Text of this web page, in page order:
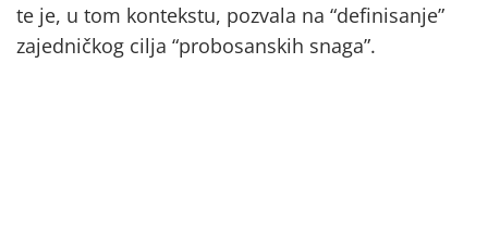
te je, u tom kontekstu, pozvala na “definisanje”
zajedničkog cilja “probosanskih snaga”.